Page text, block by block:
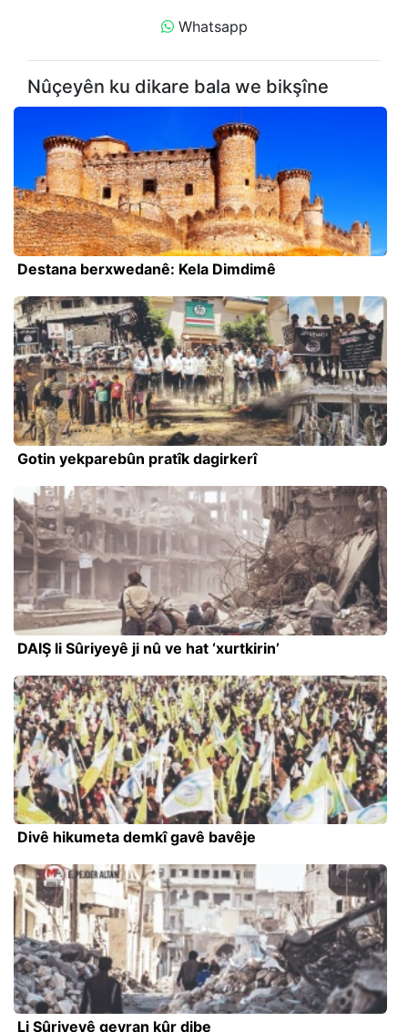
Whatsapp
Nûçeyên ku dikare bala we bikşîne
Destana berxwedanê: Kela Dimdimê
Gotin yekparebûn pratîk dagirkerî
DAIŞ li Sûriyeyê ji nû ve hat ‘xurtkirin’
Divê hikumeta demkî gavê bavêje
Li Sûriyeyê qeyran kûr dibe